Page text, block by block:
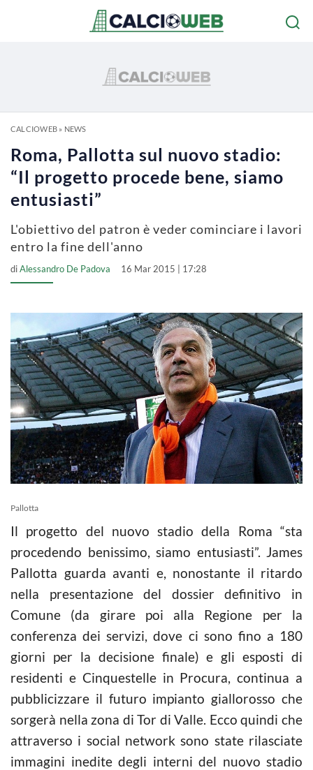
CALCIOWEB» NEWS
Roma, Pallotta sul nuovo stadio:
“Il progetto procede bene, siamo
entusiasti”
L'obiettivo del patron è veder cominciare i lavori
entro la fine dell'anno
diAlessandro De Padova 16 Mar 2015 | 17:28
Pallotta
Il progetto del nuovo stadio della Roma “sta
procedendo benissimo, siamo entusiasti”. James
Pallotta guarda avanti e, nonostante il ritardo
nella presentazione del dossier definitivo in
Comune (da girare poi alla Regione per la
conferenza dei servizi, dove ci sono fino a 180
giorni per la decisione finale) e gli esposti di
residenti e Cinquestelle in Procura, continua a
pubblicizzare il futuro impianto giallorosso che
sorgerà nella zona di Tor di Valle. Ecco quindi che
attraverso i social network sono state rilasciate
immagini inedite degli interni del nuovo stadio